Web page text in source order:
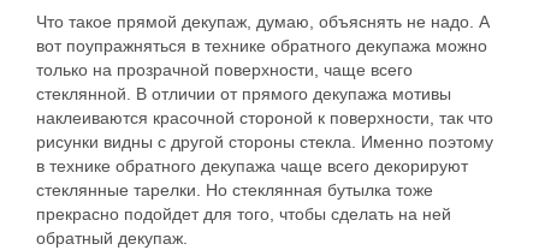
Что такое прямой декупаж, думаю, объяснять не надо. А
вот поупражняться в технике обратного декупажа можно
только на прозрачной поверхности, чаще всего
стеклянной. В отличии от прямого декупажа мотивы
наклеиваются красочной стороной к поверхности, так что
рисунки видны с другой стороны стекла. Именно поэтому
в технике обратного декупажа чаще всего декорируют
стеклянные тарелки. Но стеклянная бутылка тоже
прекрасно подойдет для того, чтобы сделать на ней
обратный декупаж.